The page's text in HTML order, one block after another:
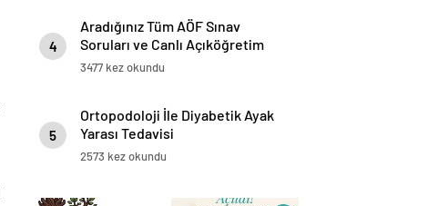
4
Aradığınız Tüm AÖF Sınav
Soruları ve Canlı Açıköğretim
Forumu Burada
3477 kez okundu
5
Ortopodoloji İle Diyabetik Ayak
Yarası Tedavisi
2573 kez okundu